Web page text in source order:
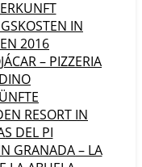
IN
2016
– PIZZERIA
RESORT IN
DEL PI
GRANADA – LA